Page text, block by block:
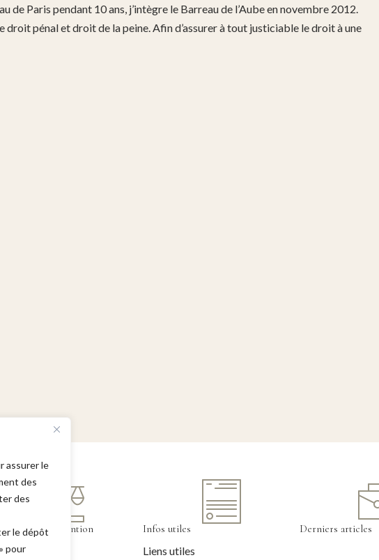
assurer le
des
des
le dépôt
pour
de Paris pendant 10 ans, j’intègre le Barreau de l’Aube en novembre 2012.
droit pénal et droit de la peine. Afin d’assurer à tout justiciable le droit à une
d'intervention
à vue
Infos utiles
Liens utiles
Derniers articles